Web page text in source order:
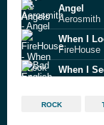
Angel
Aerosmith
When I
FireHouse
When I
Headed
ROCK